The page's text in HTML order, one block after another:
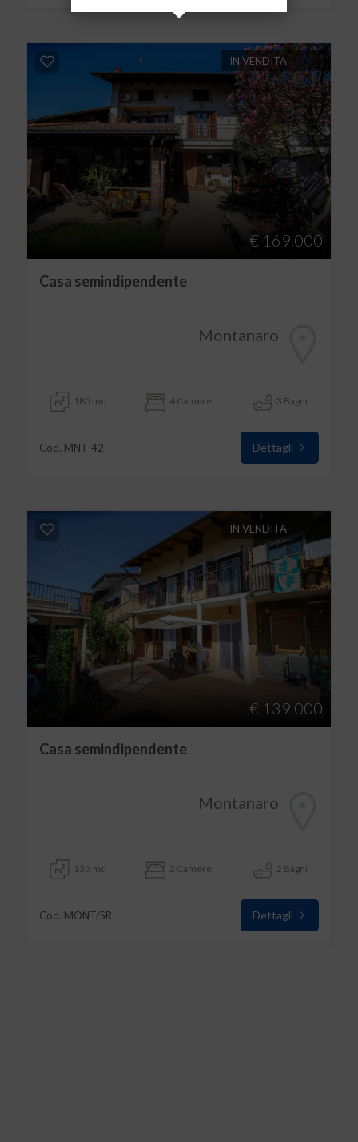
IN VENDITA
€ 169.000
Casa semindipendente
Montanaro
180 mq 4 Camere 3 Bagni
Cod. MNT-42 Dettagli
IN VENDITA
€ 139.000
Casa semindipendente
Montanaro
130 mq 2 Camere 2 Bagni
Cod. MONT/SR Dettagli